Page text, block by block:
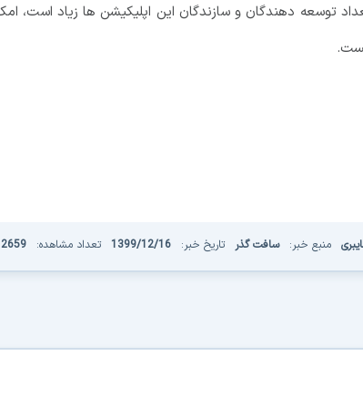
توسعه دهندگان و سازندگان این اپلیکیشن ها زیاد است،
منبع خبر: سافت گذر تاریخ خبر: 1399/12/16 تعداد مشاهده: 2659